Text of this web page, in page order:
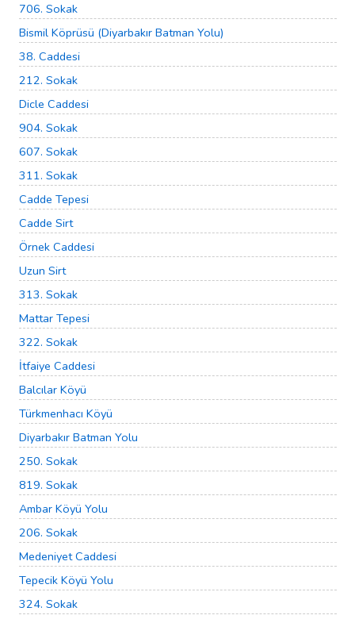
706. Sokak
Bismil Köprüsü (Diyarbakır Batman Yolu)
38. Caddesi
212. Sokak
Dicle Caddesi
904. Sokak
607. Sokak
311. Sokak
Cadde Tepesi
Cadde Sirt
Örnek Caddesi
Uzun Sirt
313. Sokak
Mattar Tepesi
322. Sokak
İtfaiye Caddesi
Balcılar Köyü
Türkmenhacı Köyü
Diyarbakır Batman Yolu
250. Sokak
819. Sokak
Ambar Köyü Yolu
206. Sokak
Medeniyet Caddesi
Tepecik Köyü Yolu
324. Sokak